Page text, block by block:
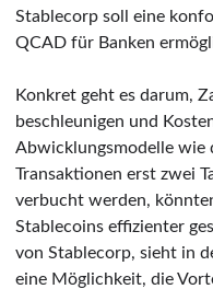
Stablecorp soll eine
QCAD für Banken
Konkret geht es darum,
beschleunigen und
Abwicklungsmodelle wie
Transaktionen erst zwei
verbucht werden,
Stablecoins effizienter
von Stablecorp, sieht in
eine Möglichkeit, die